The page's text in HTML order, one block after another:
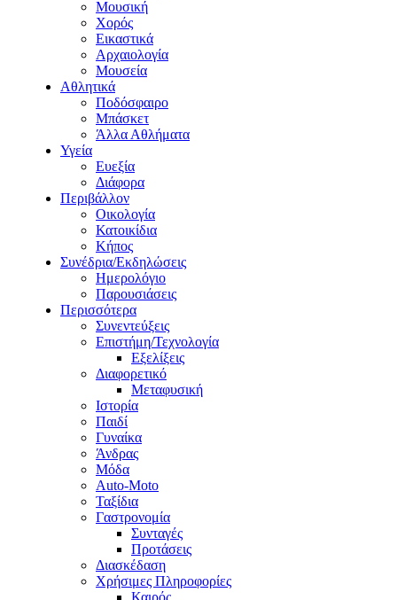
Μουσική
Χορός
Εικαστικά
Αρχαιολογία
Μουσεία
Αθλητικά
Ποδόσφαιρο
Μπάσκετ
Άλλα Αθλήματα
Υγεία
Ευεξία
Διάφορα
Περιβάλλον
Οικολογία
Κατοικίδια
Κήπος
Συνέδρια/Εκδηλώσεις
Ημερολόγιο
Παρουσιάσεις
Περισσότερα
Συνεντεύξεις
Επιστήμη/Τεχνολογία
Εξελίξεις
Διαφορετικό
Μεταφυσική
Ιστορία
Παιδί
Γυναίκα
Άνδρας
Μόδα
Auto-Moto
Ταξίδια
Γαστρονομία
Συνταγές
Προτάσεις
Διασκέδαση
Χρήσιμες Πληροφορίες
Καιρός